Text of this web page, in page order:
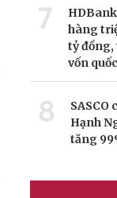
7
hàng
tỷ
vốn
8
Hạnh
tăng